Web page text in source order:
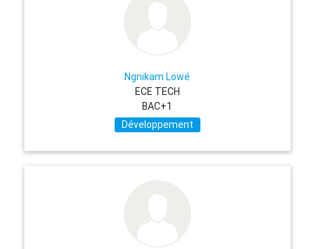
Ngnikam Lowé
ECE TECH
BAC+1
Développement